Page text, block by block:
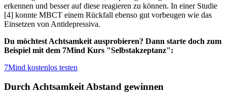
erkennen und besser auf diese reagieren zu können. In einer Studie
[4] konnte MBCT einem Rückfall ebenso gut vorbeugen wie das
Einsetzen von Antidepressiva.
Du möchtest Achtsamkeit ausprobieren? Dann starte doch zum
Beispiel mit dem 7Mind Kurs "Selbstakzeptanz":
7Mind kostenlos testen
Durch Achtsamkeit Abstand gewinnen